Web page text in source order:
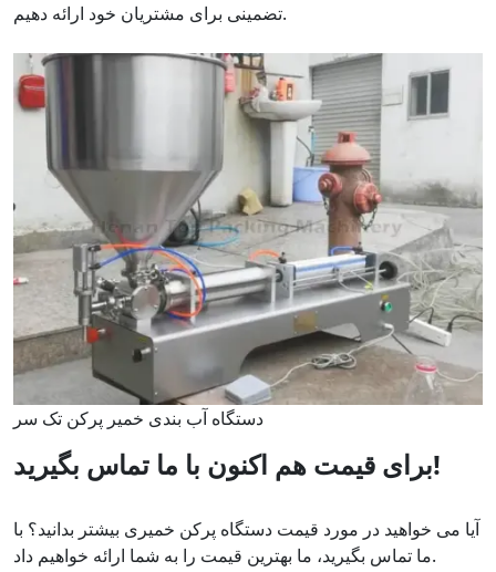
تضمینی برای مشتریان خود ارائه دهیم.
دستگاه آب بندی خمیر پرکن تک سر
برای قیمت هم اکنون با ما تماس بگیرید!
آیا می خواهید در مورد قیمت دستگاه پرکن خمیری بیشتر بدانید؟ با
ما تماس بگیرید، ما بهترین قیمت را به شما ارائه خواهیم داد.